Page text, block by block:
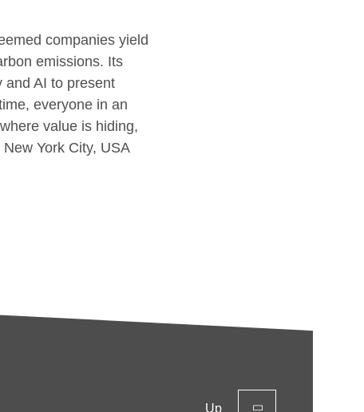
companies yield
emissions. Its
and AI to present
everyone in an
value is hiding,
York City, USA
Up